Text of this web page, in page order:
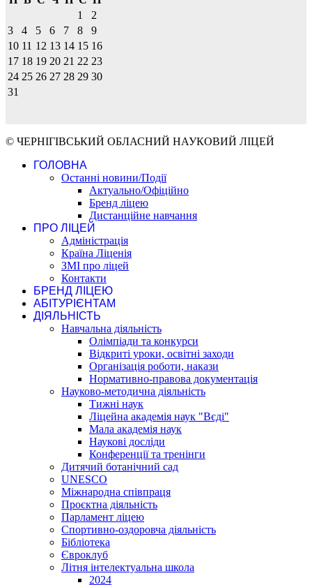
1
2
3
4 5 6 7 8
9
10 11 12 13 14 15 16
17 18 19 20 21 22 23
24 25 26 27 28 29 30
31
© ЧЕРНІГІВСЬКИЙ ОБЛАСНИЙ НАУКОВИЙ ЛІЦЕЙ
ГОЛОВНА
Останні новини/Події
Актуально/Офіційно
Бренд ліцею
Дистанційне навчання
ПРО ЛІЦЕЙ
Адміністрація
Країна Ліценія
ЗМІ про ліцей
Контакти
БРЕНД ЛІЦЕЮ
АБІТУРІЄНТАМ
ДІЯЛЬНІСТЬ
Навчальна діяльність
Олімпіади та конкурси
Відкриті уроки, освітні заходи
Організація роботи, накази
Нормативно-правова документація
Науково-методична діяльність
Тижні наук
Ліцейна академія наук "Вєді"
Мала академія наук
Наукові досліди
Конференції та тренінги
Дитячий ботанічний сад
UNESCO
Міжнародна співпраця
Проєктна діяльність
Парламент ліцею
Спортивно-оздоровча діяльність
Бібліотека
Євроклуб
Літня інтелектуальна школа
2024